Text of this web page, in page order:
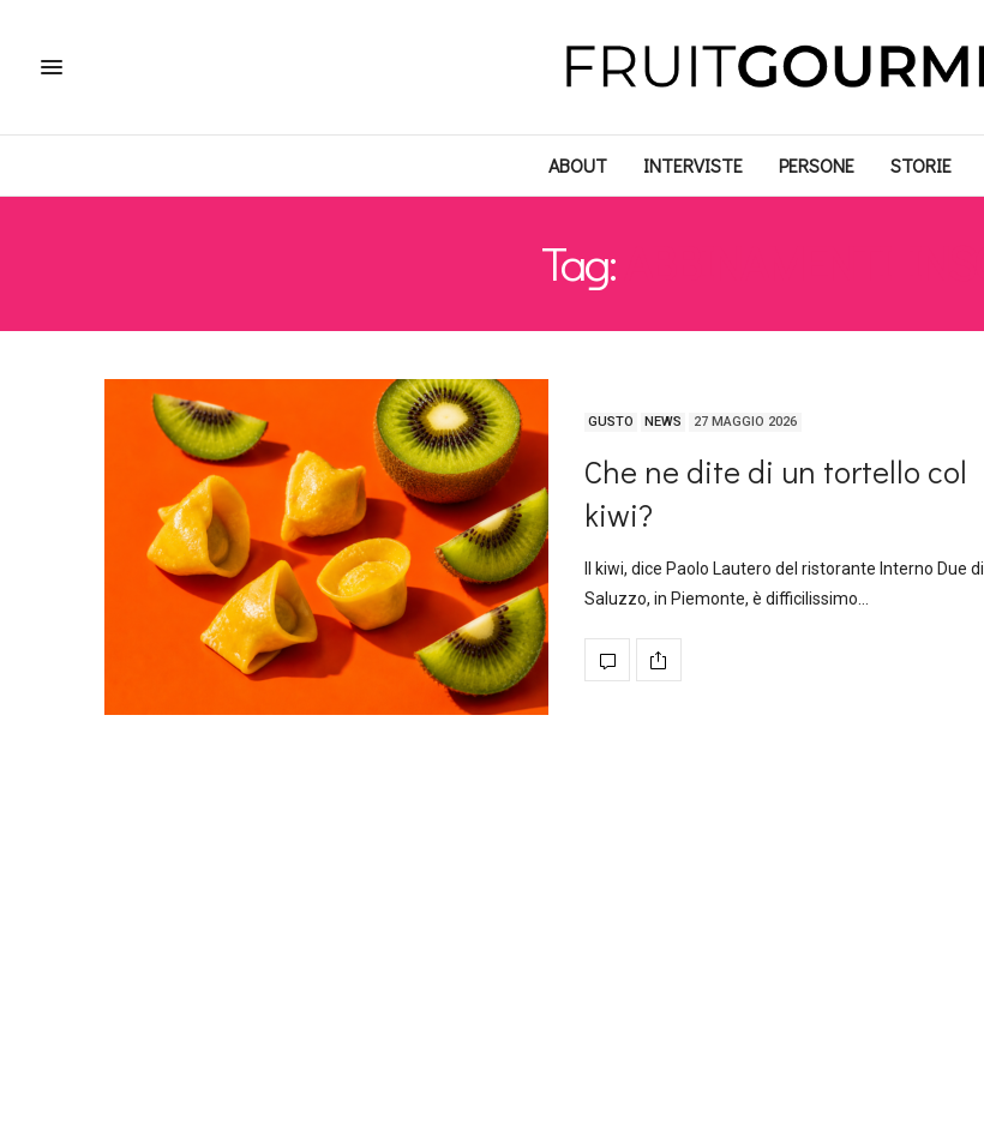
ABOUT INTERVISTE PERSONE STORIE
Tag:
GUSTO NEWS 27 MAGGIO 2026
Che ne dite di un tortello col
kiwi?
Il kiwi, dice Paolo Lautero del ristorante Interno Due di
Saluzzo, in Piemonte, è difficilissimo…